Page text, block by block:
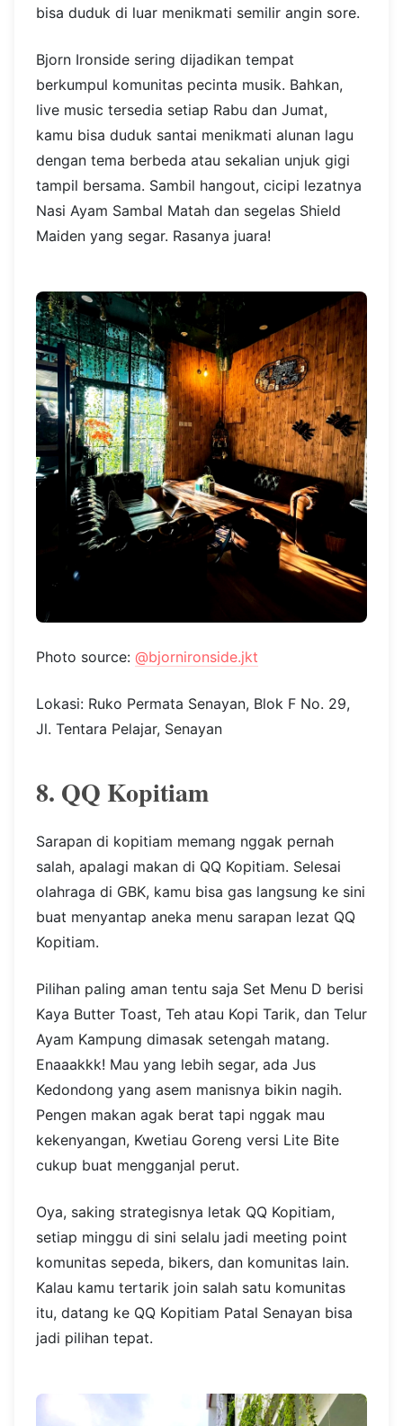
bisa duduk di luar menikmati semilir angin sore.
Bjorn Ironside sering dijadikan tempat
berkumpul komunitas pecinta musik. Bahkan,
live music tersedia setiap Rabu dan Jumat,
kamu bisa duduk santai menikmati alunan lagu
dengan tema berbeda atau sekalian unjuk gigi
tampil bersama. Sambil hangout, cicipi lezatnya
Nasi Ayam Sambal Matah dan segelas Shield
Maiden yang segar. Rasanya juara!
Photo source: @bjornironside.jkt
Lokasi: Ruko Permata Senayan, Blok F No. 29,
Jl. Tentara Pelajar, Senayan
8. QQ Kopitiam
Sarapan di kopitiam memang nggak pernah
salah, apalagi makan di QQ Kopitiam. Selesai
olahraga di GBK, kamu bisa gas langsung ke sini
buat menyantap aneka menu sarapan lezat QQ
Kopitiam.
Pilihan paling aman tentu saja Set Menu D berisi
Kaya Butter Toast, Teh atau Kopi Tarik, dan Telur
Ayam Kampung dimasak setengah matang.
Enaaakkk! Mau yang lebih segar, ada Jus
Kedondong yang asem manisnya bikin nagih.
Pengen makan agak berat tapi nggak mau
kekenyangan, Kwetiau Goreng versi Lite Bite
cukup buat mengganjal perut.
Oya, saking strategisnya letak QQ Kopitiam,
setiap minggu di sini selalu jadi meeting point
komunitas sepeda, bikers, dan komunitas lain.
Kalau kamu tertarik join salah satu komunitas
itu, datang ke QQ Kopitiam Patal Senayan bisa
jadi pilihan tepat.